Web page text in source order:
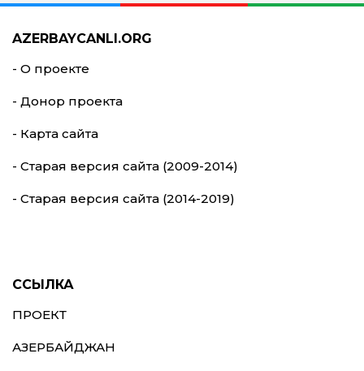
AZERBAYCANLI.ORG
- О проекте
- Донор проекта
- Карта сайта
- Старая версия сайта (2009-2014)
- Старая версия сайта (2014-2019)
ССЫЛКА
ПРОЕКТ
АЗЕРБАЙДЖАН